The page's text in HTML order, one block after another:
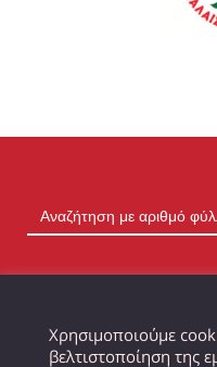
Χρησιμοποιούμε
βελτιστοποίηση της